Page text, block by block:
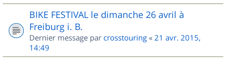
BIKE FESTIVAL le dimanche 26 avril à
Freiburg i. B.
Dernier message par crosstouring « 21 avr. 2015,
14:49